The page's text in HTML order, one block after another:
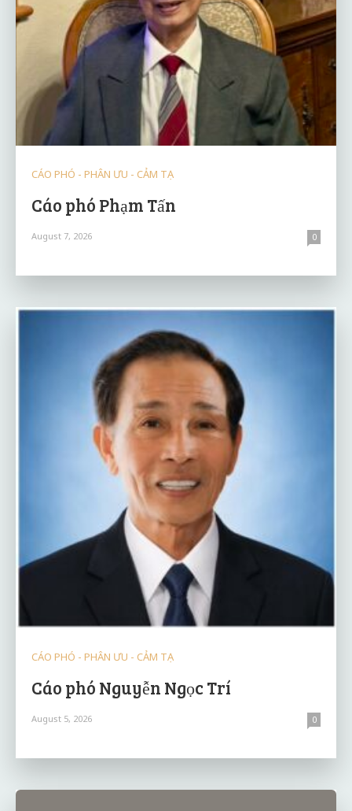
CÁO PHÓ - PHÂN ƯU - CẢM TẠ
Cáo phó Phạm Tấn
August 7, 2026 0
CÁO PHÓ - PHÂN ƯU - CẢM TẠ
Cáo phó Nguyễn Ngọc Trí
August 5, 2026 0